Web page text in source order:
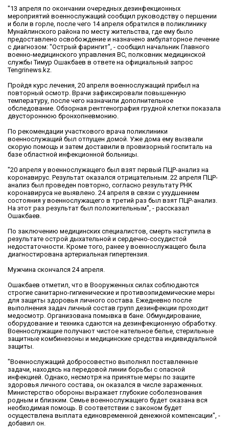
"13 апреля по окончании очередных дезинфекционных
мероприятий военнослужащий сообщил руководству о першении
и боли в горле, после чего 14 апреля обратился в поликлинику
Мунайлинского района по месту жительства, где ему было
предоставлено освобождение и назначено амбулаторное лечение
с диагнозом: "Острый фарингит", - сообщил начальник Главного
военно-медицинского управления ВС, полковник медицинской
службы Тимур Ошакбаев в ответе на официальный запрос
Tengrinews.kz.
Пройдя курс лечения, 20 апреля военнослужащий прибыл на
повторный осмотр. Врачи зафиксировали повышенную
температуру, после чего назначили дополнительное
обследование. Обзорная рентгенография грудной клетки показала
двустороннюю бронхопневмонию.
По рекомендации участкового врача поликлиники
военнослужащий был отпущен домой. Уже дома ему вызвали
скорую помощь и затем доставили в провизорный госпиталь на
базе областной инфекционной больницы.
"20 апреля у военнослужащего был взят первый ПЦР-анализ на
коронавирус. Результат оказался отрицательным. 22 апреля ПЦР-
анализ был проведен повторно, согласно результату РНК
коронавируса не выявлено. 24 апреля в связи с ухудшением
состояния у военнослужащего в третий раз был взят ПЦР-анализ.
На этот раз результат был положительным", - рассказал
Ошакбаев.
По заключению медицинских специалистов, смерть наступила в
результате острой дыхательной и сердечно-сосудистой
недостаточности. Кроме того, ранее у военнослужащего была
диагностирована артериальная гипертензия.
Мужчина скончался 24 апреля.
Ошакбаев отметил, что в Вооруженных силах соблюдаются
строгие санитарно-гигиенические и противоэпидемические меры
для защиты здоровья личного состава. Ежедневно после
выполнения задач личный состав групп дезинфекции проходит
медосмотр. Организована помывка в бане. Обмундирование,
оборудование и техника сдаются на дезинфекционную обработку.
Военнослужащие получают чистое нательное белье, стерильные
защитные комбинезоны и медицинские средства индивидуальной
защиты.
"Военнослужащий добросовестно выполнял поставленные
задачи, находясь на передовой линии борьбы с опасной
инфекцией. Однако, несмотря на принятые меры по защите
здоровья личного состава, он оказался в числе зараженных.
Министерство обороны выражает глубокие соболезнования
родным и близким. Семье военнослужащего будет оказана вся
необходимая помощь. В соответствии с законом будет
осуществлена выплата единовременной денежной компенсации", -
добавил он.